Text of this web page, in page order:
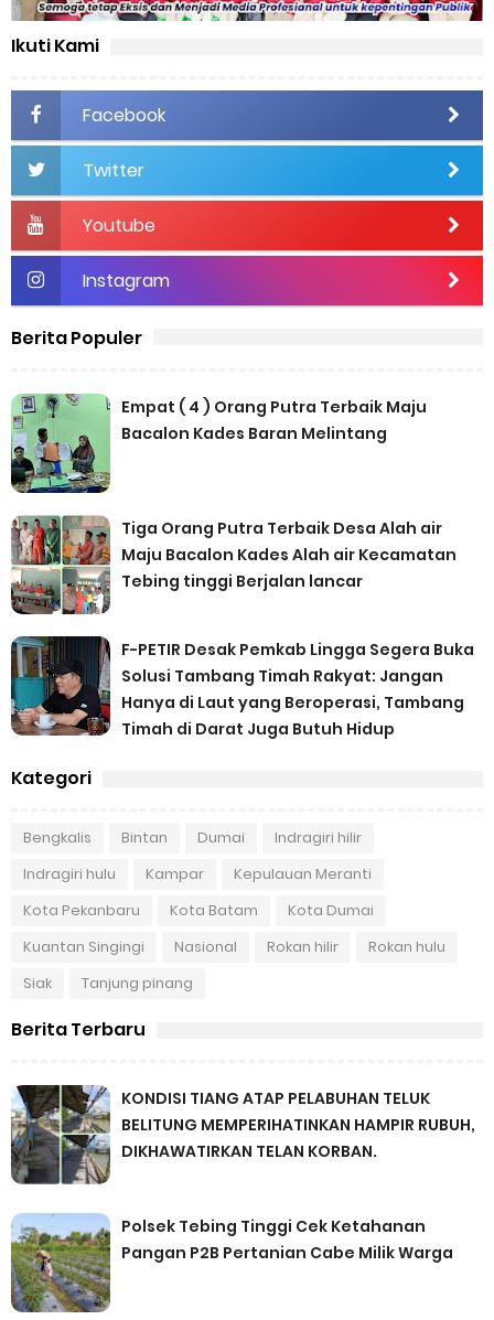
Ikuti Kami
Facebook
Twitter
Youtube
Instagram
Berita Populer
Empat ( 4 ) Orang Putra Terbaik Maju
Bacalon Kades Baran Melintang
Tiga Orang Putra Terbaik Desa Alah air
Maju Bacalon Kades Alah air Kecamatan
Tebing tinggi Berjalan lancar
F-PETIR Desak Pemkab Lingga Segera Buka
Solusi Tambang Timah Rakyat: Jangan
Hanya di Laut yang Beroperasi, Tambang
Timah di Darat Juga Butuh Hidup
Kategori
Bengkalis Bintan Dumai
Indragiri hilir
Indragiri hulu
Kampar
Kepulauan Meranti
Kota Pekanbaru
Kota Batam
Kota Dumai
Kuantan Singingi
Nasional Rokan hilir
Rokan hulu
Siak
Tanjung pinang
Berita Terbaru
KONDISI TIANG ATAP PELABUHAN TELUK
BELITUNG MEMPERIHATINKAN HAMPIR RUBUH,
DIKHAWATIRKAN TELAN KORBAN.
Polsek Tebing Tinggi Cek Ketahanan
Pangan P2B Pertanian Cabe Milik Warga